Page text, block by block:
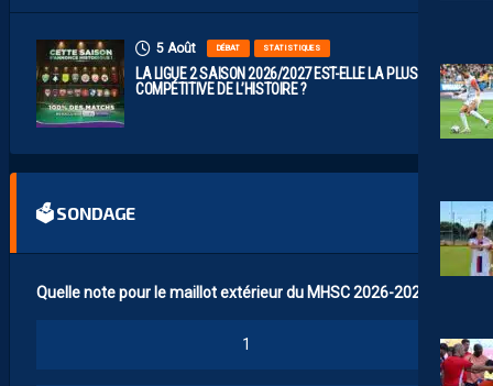
5 Août DÉBAT STATISTIQUES
LA LIGUE 2 SAISON 2026/2027 EST-ELLE LA PLUS
COMPÉTITIVE DE L’HISTOIRE ?
🗳 SONDAGE
Quelle note pour le maillot extérieur du MHSC 2026-2027 ?
1